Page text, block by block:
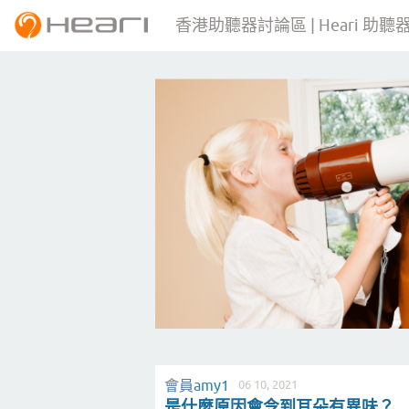
香港助聽器討論區 | Heari 助聽
會員amy1 06 10, 2021